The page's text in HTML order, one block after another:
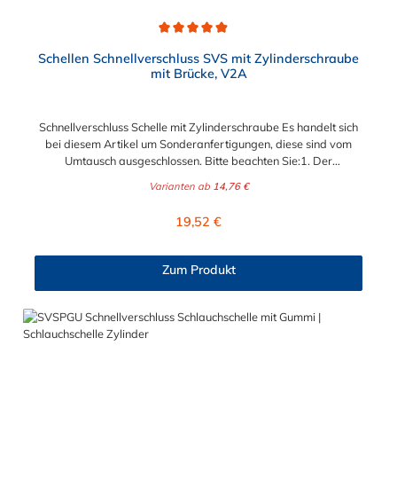
Schellen Schnellverschluss SVS mit Zylinderschraube
mit Brücke, V2A
Schnellverschluss Schelle mit Zylinderschraube Es handelt sich
bei diesem Artikel um Sonderanfertigungen, diese sind vom
Umtausch ausgeschlossen. Bitte beachten Sie:1. Der
Verstellmöglichkeit durch die Schraube (+/- 2 mm) dient
und Gewinderollen vom Verschluss sind aus vernickeltem
Zylinderschraube und Brücke, sind sichere und flexible
Verbindungselemente für Bereiche, in denen ein häufiges und
schnelles Schließen und Lösen der Verbindungen erforderlich
ist, wie z. B. in Filter- und Abfüllanlagen oder in
Rohrleitungssystemen der Lebensmittelindustrie, die einer
Varianten ab14,76 €
Regulärer Preis:
19,52 €
Zum Produkt